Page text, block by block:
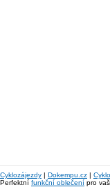
Cyklozájezdy | Dokempu.cz |
Perfektní funkční oblečení pro